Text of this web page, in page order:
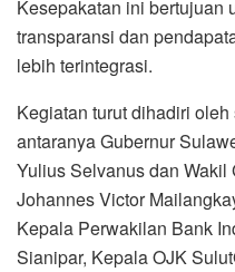
Kesepakatan ini bertujuan
transparansi dan
lebih terintegrasi.
Kegiatan turut dihadiri
antaranya Gubernur
Yulius Selvanus dan Wakil
Johannes Victor
Kepala Perwakilan Bank
Sianipar, Kepala OJK